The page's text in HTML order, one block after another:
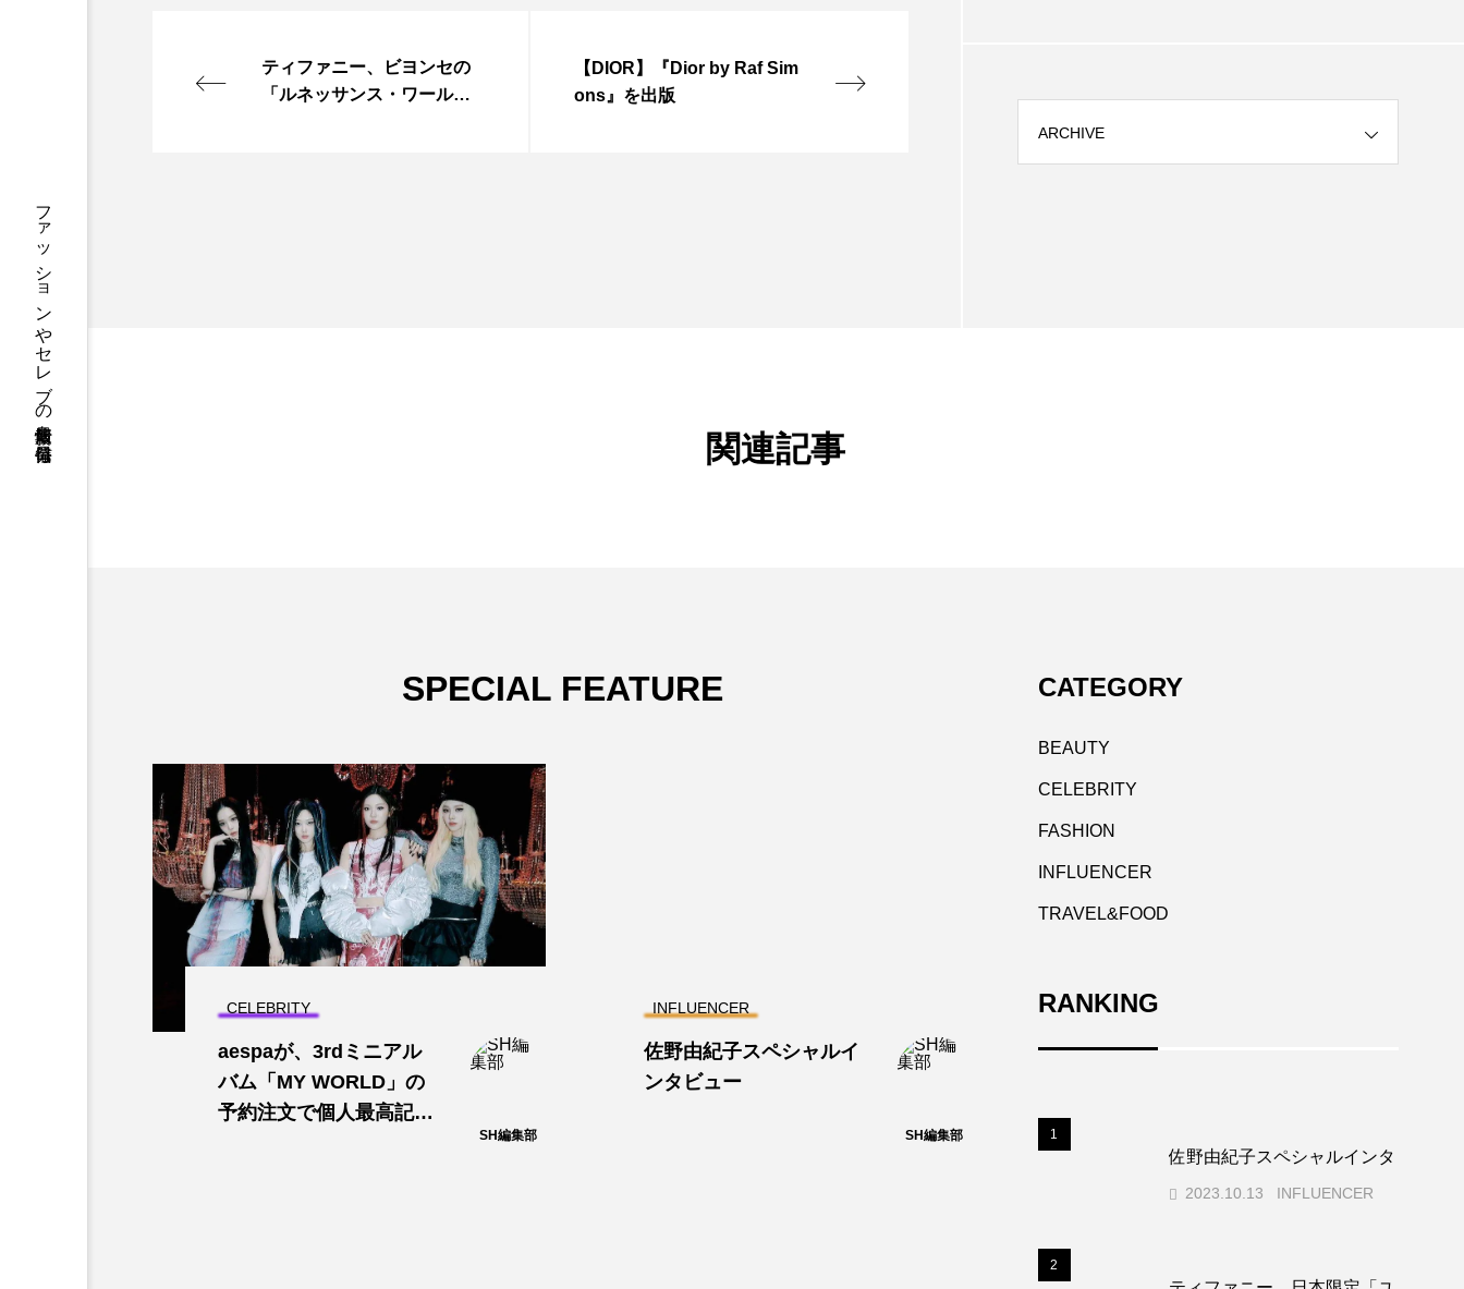
ファッションやセレブの最新情報を毎日発信
ティファニー、ビヨンセの
「ルネッサンス・ワール
【DIOR】『Dior by Raf Sim
ons』を出版
ARCHIVE
関連記事
SPECIAL FEATURE
CELEBRITY
aespaが、3rdミニアル
バム「MY WORLD」の
予約注文で個人最高記録
SH編集部
INFLUENCER
佐野由紀子スペシャルイ
ンタビュー
SH編集部
CATEGORY
BEAUTY
CELEBRITY
FASHION
INFLUENCER
TRAVEL&FOOD
RANKING
1
佐野由紀子スペシャルインタビュー
2023.10.13 INFLUENCER
2